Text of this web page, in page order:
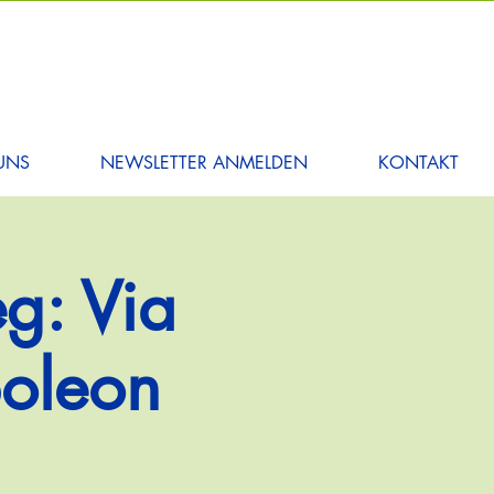
NEWSLETTER ANMELDEN KONTAKT
Via